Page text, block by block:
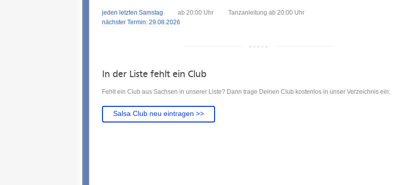
jeden letzten Samstag
nächster Termin: 29.08.2026
ab 20:00 Uhr Tanzanleitung ab 20:00 Uhr
In der Liste fehlt ein Club
Fehlt ein Club aus Sachsen in unserer Liste? Dann trage Deinen Club kostenlos in unser Verzeichnis ein:
Salsa Club neu eintragen >>